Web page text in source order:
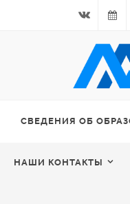
Вконтакте
-
СВЕДЕНИЯ ОБ
НАШИ КОНТАКТЫ